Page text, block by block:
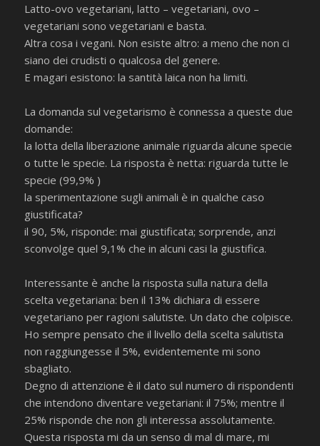
Latto-ovo vegetariani, latto – vegetariani, ovo –
vegetariani sono vegetariani e basta.
Altra cosa i vegani. Non esiste altro: a meno che non ci
siano dei crudisti o qualcosa del genere.
E magari esistono: la santità laica non ha limiti.
La domanda sul vegetarismo è connessa a queste due
domande:
la lotta della liberazione animale riguarda alcune specie
o tutte le specie. La risposta è netta: riguarda tutte le
specie (99,9% )
la sperimentazione sugli animali è in qualche caso
giustificata?
il 90, 5%, risponde: mai giustificata; sorprende, anzi
sconvolge quel 9,1% che in alcuni casi la giustifica.
Interessante è anche la risposta sulla natura della
scelta vegetariana: ben il 13% dichiara di essere
vegetariano per ragioni salutiste. Un dato che colpisce.
Ho sempre pensato che il livello della scelta salutista
non raggiungesse il 5%, evidentemente mi sono
sbagliato.
Degno di attenzione è il dato sul numero di rispondenti
che intendono diventare vegetariani: il 75%; mentre il
25% risponde che non gli interessa assolutamente.
Questa risposta mi da un senso di mal di mare, mi